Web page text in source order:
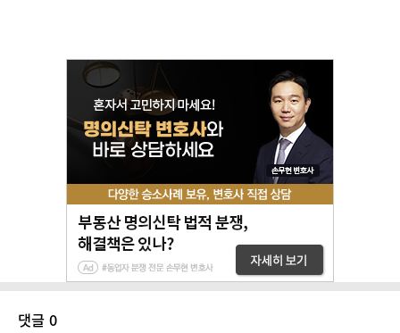
댓글 0